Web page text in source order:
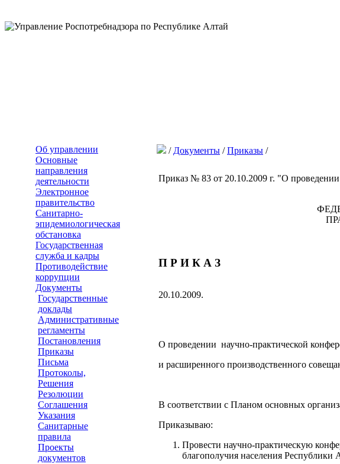
Об управлении
Основные
направления
деятельности
Электронное
правительство
Санитарно-
эпидемиологическая
обстановка
Государственная
служба и кадры
Противодействие
коррупции
Документы
Государственные
доклады
Административные
регламенты
Постановления
Приказы
Письма
Протоколы,
Решения
Резолюции
Соглашения
Указания
Санитарные
правила
Проекты
документов
/ Документы /Приказы /
Приказ № 83 от 20.10.2009 г. "О
П Р И К А З
20.10.2009.
О проведении научно-практической
и расширенного производственного
В соответствии с Планом основных
Приказываю:
Провести научно-практическую
благополучия населения Республики